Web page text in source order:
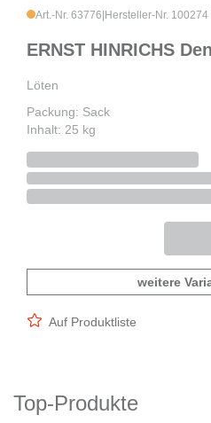
Art.-Nr. 63776 Hersteller-Nr. 100274
ERNST HINRICHS
Löten
Packung: Sack
Inhalt: 25 kg
weitere
Auf Produktliste
Top-Produkte